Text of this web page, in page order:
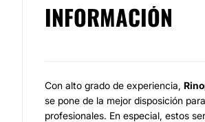
INFORMACIÓN
Con alto grado de experiencia,
se pone de la mejor disposición
profesionales. En especial, estos